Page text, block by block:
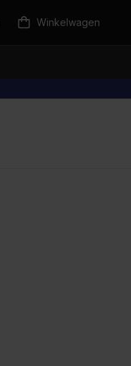
Winkelwagen